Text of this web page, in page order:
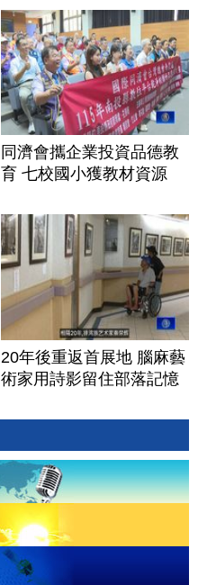
同濟會攜企業投資品德教
育 七校國小獲教材資源
20年後重返首展地 腦麻藝
術家用詩影留住部落記憶